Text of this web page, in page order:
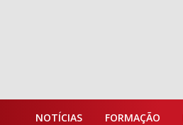
NOTÍCIAS FORMAÇÃO